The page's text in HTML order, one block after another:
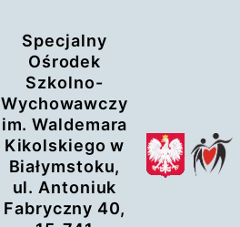
Specjalny
Ośrodek
Szkolno-
Wychowawczy
im. Waldemara
Kikolskiego w
Białymstoku,
ul. Antoniuk
Fabryczny 40,